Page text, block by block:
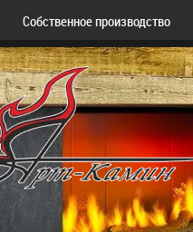
Собственное производство